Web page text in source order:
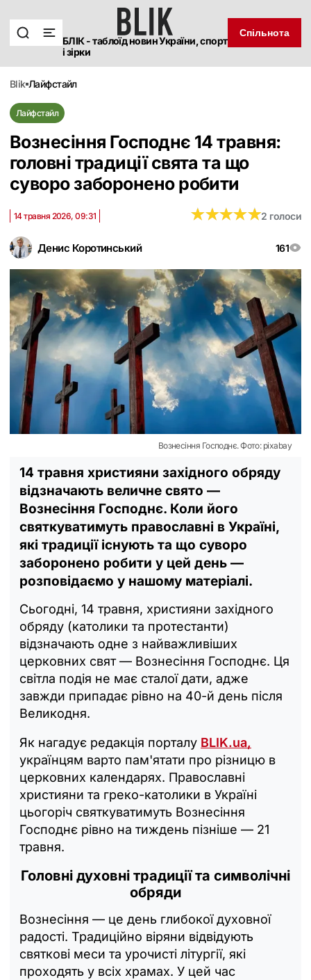
БЛІК - таблоїд новин України, спорт
і зірки
Спільнота
blik лайфстайл
Лайфстайл
Вознесіння Господнє 14 травня:
головні традиції свята та що
суворо заборонено робити
Денис Коротинський 161
14 травня 2026, 09:31 ★★★★★
★★★★★2 голоси
Вознесіння Господнє. Фото: pixabay
14 травня християни західного обряду
відзначають величне свято —
Вознесіння Господнє. Коли його
святкуватимуть православні в Україні,
які традиції існують та що суворо
заборонено робити у цей день —
розповідаємо у нашому матеріалі.
Сьогодні, 14 травня, християни західного
обряду (католики та протестанти)
відзначають одне з найважливіших
церковних свят — Вознесіння Господнє. Ця
світла подія не має сталої дати, адже
завжди припадає рівно на 40-й день після
Великодня.
Як нагадує редакція порталу BLIK.ua,
українцям варто пам'ятати про різницю в
церковних календарях. Православні
християни та греко-католики в Україні
цьогоріч святкуватимуть Вознесіння
Господнє рівно на тиждень пізніше — 21
травня.
Головні духовні традиції та символічні
обряди
Вознесіння — це день глибокої духовної
радості. Традиційно віряни відвідують
святкові меси та урочисті літургії, які
проходять у всіх храмах. У цей час